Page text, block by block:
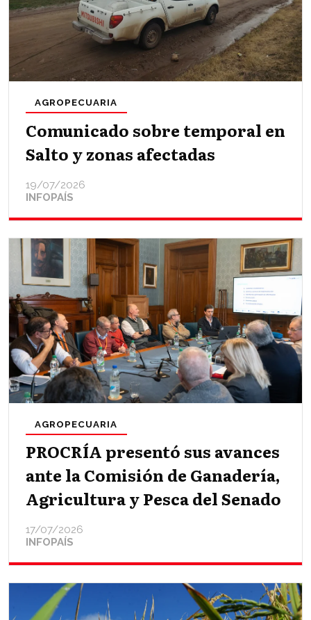
Comunicado sobre temporal en
Salto y zonas afectadas
INFOPAÍS
AGROPECUARIA
19/07/2026
PROCRÍA presentó sus avances
ante la Comisión de Ganadería,
Agricultura y Pesca del Senado
INFOPAÍS
AGROPECUARIA
17/07/2026